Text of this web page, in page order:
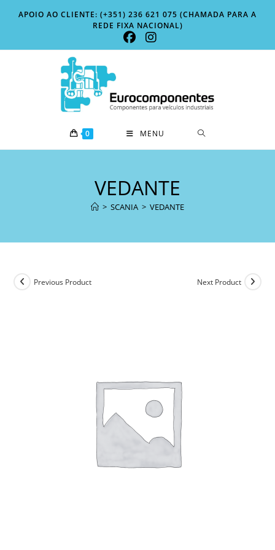
APOIO AO CLIENTE: (+351) 236 621 075 (CHAMADA PARA A
REDE FIXA NACIONAL)
0 MENU
VEDANTE
> SCANIA > VEDANTE
Previous Product Next Product